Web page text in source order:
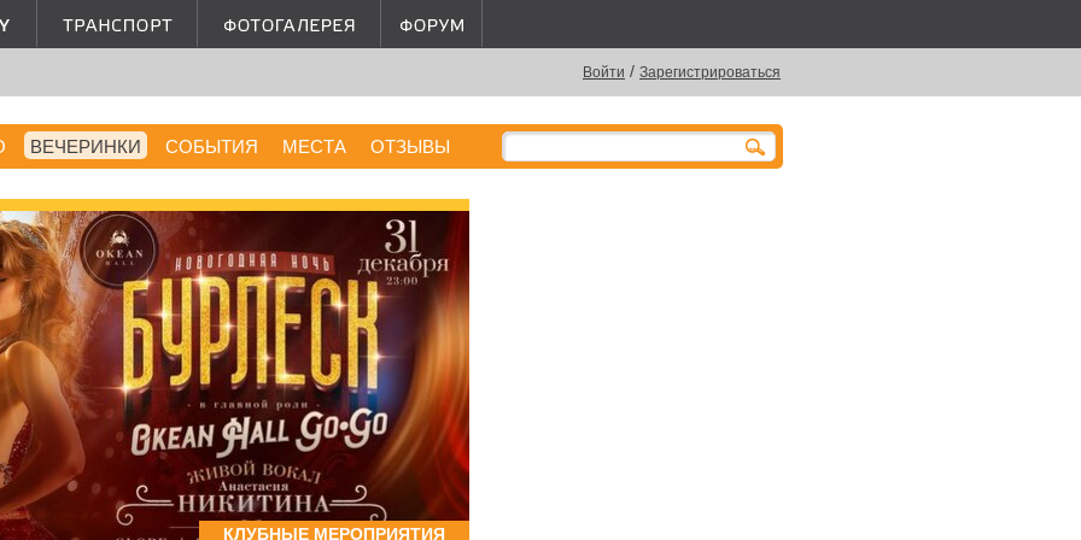
Войти / Зарегистрироваться
ВЕЧЕРИНКИ СОБЫТИЯ МЕСТА ОТЗЫВЫ
КЛУБНЫЕ МЕРОПРИЯТИЯ